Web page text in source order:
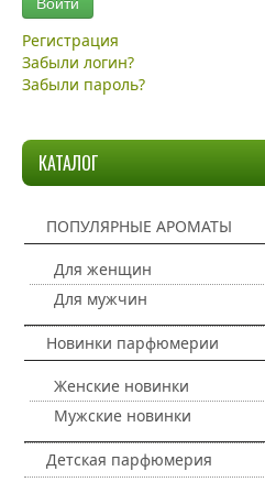
Регистрация
Забыли логин?
Забыли пароль?
КАТАЛОГ
ПОПУЛЯРНЫЕ АРОМАТЫ
Для женщин
Для мужчин
Новинки парфюмерии
Женские новинки
Мужские новинки
Детская парфюмерия